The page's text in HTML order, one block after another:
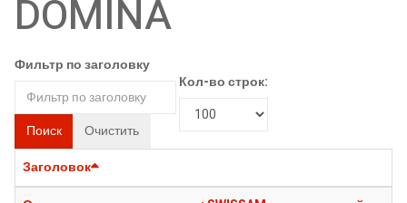
DOMINA
Фильтр по заголовку
Поиск Очистить
Кол-во строк:
Заголовок